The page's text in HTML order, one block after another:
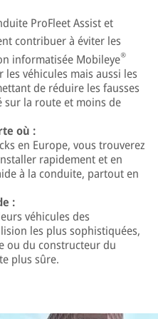
ProFleet Assist et
contribuer à éviter les
informatisée Mobileye®
véhicules mais aussi les
de réduire les fausses
sur la route et moins de
où :
en Europe, vous trouverez
rapidement et en
à la conduite, partout en
:
véhicules des
les plus sophistiquées,
ou du constructeur du
plus sûre.